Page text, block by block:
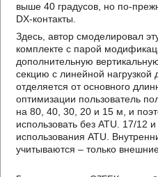
выше 40 градусов, но по-
DX-контакты.
Здесь, автор смоделировал
комплекте с парой
дополнительную
секцию с линейной нагрузкой
отделяется от основного
оптимизации пользователь
на 80, 40, 30, 20 и 15 м, и
использовать без ATU. 17/12
использования ATU.
учитываются – только